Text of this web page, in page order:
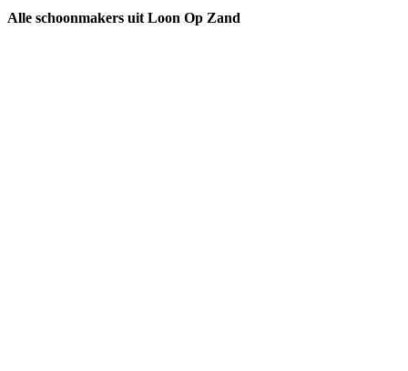
Alle schoonmakers uit Loon Op Zand